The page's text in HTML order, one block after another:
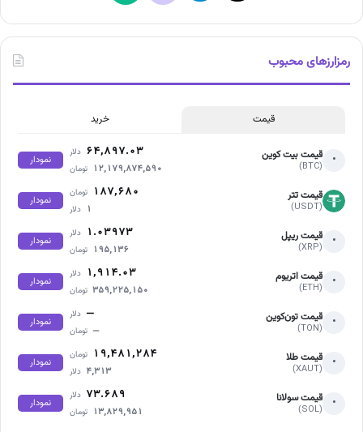
رمزارزهای محبوب
قیمت خرید
• قیمت بیت کوین
(BTC)
۶۴,۸۹۷.۰۳ دلار
۱۲,۱۷۹,۸۷۴,۵۹۰ تومان
نمودار
قیمت تتر
(USDT)
۱۸۷,۶۸۰ تومان
۱ دلار
نمودار
• قیمت ریپل
(XRP)
۱.۰۳۹۷۳ دلار
۱۹۵,۱۳۶ تومان
نمودار
• قیمت اتریوم
(ETH)
۱,۹۱۴.۰۳ دلار
۳۵۹,۲۲۵,۱۵۰ تومان
نمودار
• قیمت تون‌کوین
(TON)
— دلار
— تومان
نمودار
• قیمت طلا
(XAUT)
۱۹,۴۸۱,۲۸۴ تومان
۴,۳۱۳ دلار
نمودار
• قیمت سولانا
(SOL)
۷۳.۶۸۹ دلار
۱۳,۸۲۹,۹۵۱ تومان
نمودار